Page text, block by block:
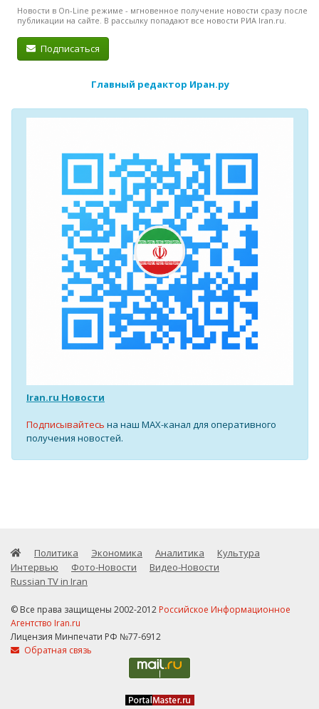
Новости в On-Line режиме - мгновенное получение новости сразу после
публикации на сайте. В рассылку попадают все новости РИА Iran.ru.
Подписаться
Главный редактор Иран.ру
Iran.ru Новости
Подписывайтесь на наш MAX-канал для оперативного
получения новостей.
Политика Экономика Аналитика
Культура
Интервью
Фото-Новости
Видео-Новости
Russian TV in Iran
© Все права защищены 2002-2012 Российское Информационное
Агентство Iran.ru
Лицензия Минпечати РФ №77-6912
Обратная связь